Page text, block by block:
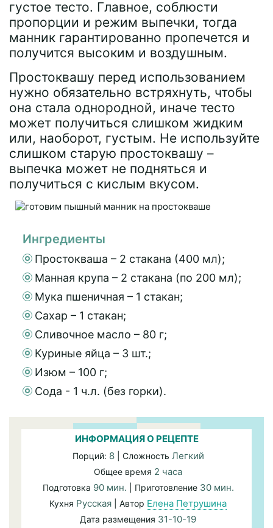
густое тесто. Главное, соблюсти
пропорции и режим выпечки, тогда
манник гарантированно пропечется и
получится высоким и воздушным.
Простоквашу перед использованием
нужно обязательно встряхнуть, чтобы
она стала однородной, иначе тесто
может получиться слишком жидким
или, наоборот, густым. Не используйте
слишком старую простоквашу –
выпечка может не подняться и
получиться с кислым вкусом.
Ингредиенты
Простокваша – 2 стакана (400 мл);
Манная крупа – 2 стакана (по 200 мл);
Мука пшеничная – 1 стакан;
Сахар – 1 стакан;
Сливочное масло – 80 г;
Куриные яйца – 3 шт.;
Изюм – 100 г;
Сода - 1 ч.л. (без горки).
ИНФОРМАЦИЯ О РЕЦЕПТЕ
Порций: 8| Сложность Легкий
Общее время 2 часа
Подготовка 90 мин. | Приготовление 30 мин.
Кухня Русская | Автор Елена Петрушина
Дата размещения 31-10-19